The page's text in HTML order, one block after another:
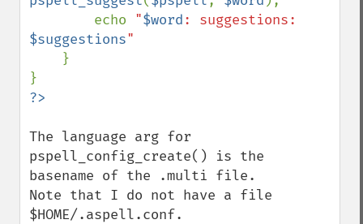
        echo
"$word
$suggestions"
}
The language arg for
pspell_config_create() is the
basename of the .multi file.
Note that I do not have a file
$HOME/.aspell.conf.